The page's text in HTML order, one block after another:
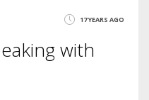
17 YEARS AGO
with